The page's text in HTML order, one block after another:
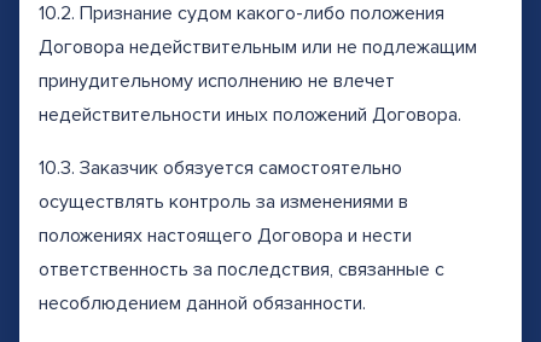
10.2. Признание судом какого-либо положения
Договора недействительным или не подлежащим
принудительному исполнению не влечет
недействительности иных положений Договора.
10.3. Заказчик обязуется самостоятельно
осуществлять контроль за изменениями в
положениях настоящего Договора и нести
ответственность за последствия, связанные с
несоблюдением данной обязанности.